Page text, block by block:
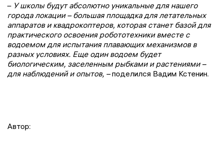
– У школы будут абсолютно уникальные для нашего
города локации – большая площадка для летательных
аппаратов и квадрокоптеров, которая станет базой для
практического освоения робототехники вместе с
водоемом для испытания плавающих механизмов в
разных условиях. Еще один водоем будет
биологическим, заселенным рыбками и растениями –
для наблюдений и опытов, –поделился Вадим Кстенин.
Автор: